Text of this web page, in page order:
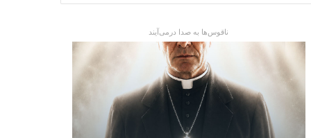
ناقوس‌ها به صدا در‌می‌آیند